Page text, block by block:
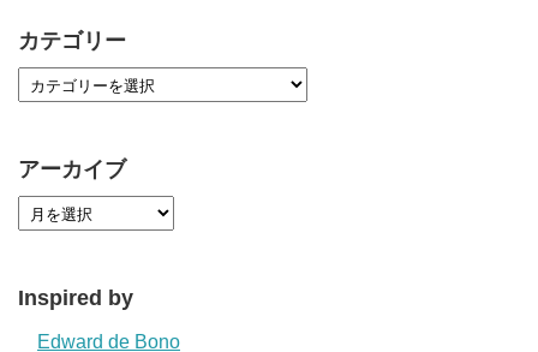
カテゴリー
アーカイブ
Inspired by
Edward de Bono